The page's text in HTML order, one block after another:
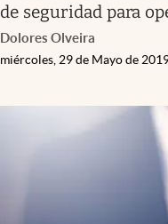
de seguridad para
Dolores Olveira
miércoles, 29 de Mayo de